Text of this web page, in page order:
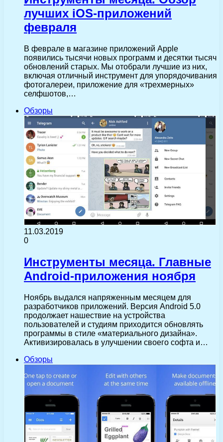
лучших iOS-приложений
февраля
В феврале в магазине приложений Apple
появились тысячи новых программ и десятки тысяч
обновлений старых. Мы отобрали лучшие из них,
включая отличный инструмент для упорядочивания
фотогалереи, приложение для «трехмерных»
селфшотов,…
Обзоры
11.03.2019
0
Инструменты месяца. Главные
Android-приложения ноября
Ноябрь выдался напряженным месяцем для
разработчиков приложений. Версия Android 5.0
продолжает нашествие на устройства
пользователей и студиям приходится обновлять
программы в стиле «материального дизайна».
Активизировалась в улучшении своего софта и…
Обзоры